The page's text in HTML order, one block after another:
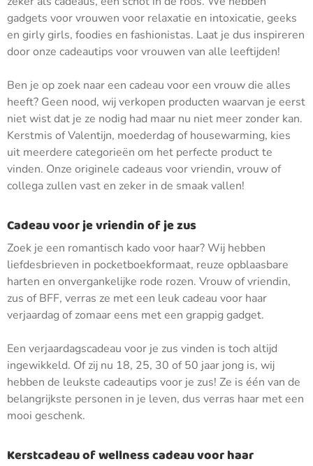
gadgets voor vrouwen voor relaxatie en intoxicatie, geeks
en girly girls, foodies en fashionistas. Laat je dus inspireren
door onze cadeautips voor vrouwen van alle leeftijden!
Ben je op zoek naar een cadeau voor een vrouw die alles
heeft? Geen nood, wij verkopen producten waarvan je eerst
niet wist dat je ze nodig had maar nu niet meer zonder kan.
Kerstmis of Valentijn, moederdag of housewarming, kies
uit meerdere categorieën om het perfecte product te
vinden. Onze originele cadeaus voor vriendin, vrouw of
collega zullen vast en zeker in de smaak vallen!
Cadeau voor je vriendin of je zus
Zoek je een romantisch kado voor haar? Wij hebben
liefdesbrieven in pocketboekformaat, reuze opblaasbare
harten en onvergankelijke rode rozen. Vrouw of vriendin,
zus of BFF, verras ze met een leuk cadeau voor haar
verjaardag of zomaar eens met een grappig gadget.
Een verjaardagscadeau voor je zus vinden is toch altijd
ingewikkeld. Of zij nu 18, 25, 30 of 50 jaar jong is, wij
hebben de leukste cadeautips voor je zus! Ze is één van de
belangrijkste personen in je leven, dus verras haar met een
mooi geschenk.
Kerstcadeau of wellness cadeau voor haar